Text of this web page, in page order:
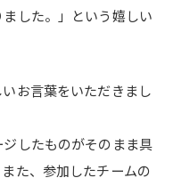
した。」という嬉しい
お言葉をいただきまし
ジしたものがそのまま具
た、参加したチームの